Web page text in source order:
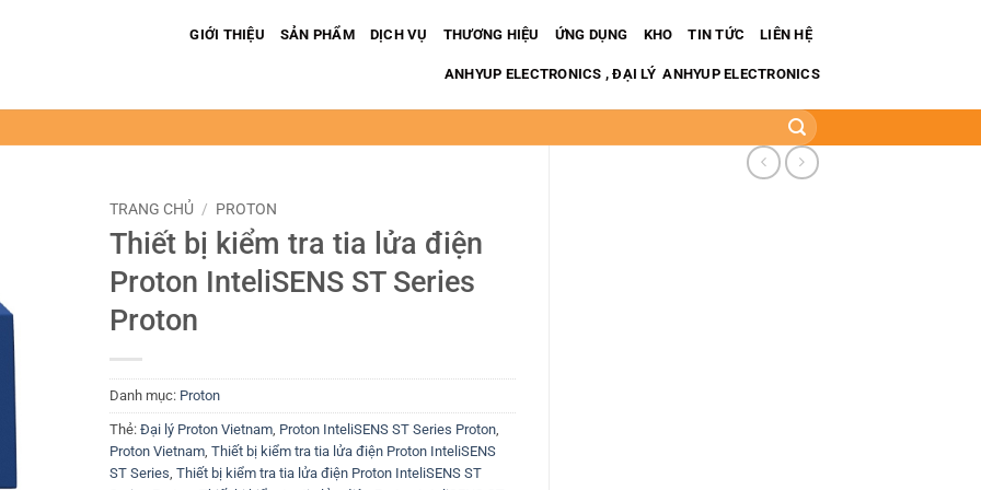
GIỚI THIỆU SẢN PHẨM DỊCH VỤ THƯƠNG HIỆU ỨNG DỤNG KHO TIN TỨC LIÊN HỆ
ANHYUP ELECTRONICS , ĐẠI LÝ ANHYUP ELECTRONICS
TRANG CHỦ / PROTON
Thiết bị kiểm tra tia lửa điện
Proton InteliSENS ST Series
Proton
Danh mục: Proton
Thẻ: Đại lý Proton Vietnam, Proton InteliSENS ST Series Proton,
Proton Vietnam, Thiết bị kiểm tra tia lửa điện Proton InteliSENS
ST Series Thiết bị kiểm tra tia lửa điện Proton InteliSENS ST